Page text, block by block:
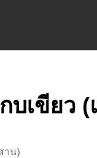
บเขียว (
าน)